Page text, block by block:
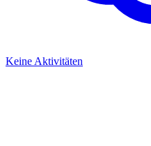
Keine Aktivitäten